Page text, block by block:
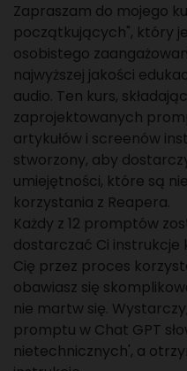
Zapraszam do mojego
początkujących", który
osobistego
najwyższej jakości
audio. Ten kurs,
zaprojektowanych
artykułów i screenów
stworzony, aby
umiejętności, które są
korzystania z Reapera.
Każdy z 12 promptów
dostarczać Ci
Cię przez proces
obawiasz się
nie martw się.
promptu w Chat GPT
nietechnicznych', a